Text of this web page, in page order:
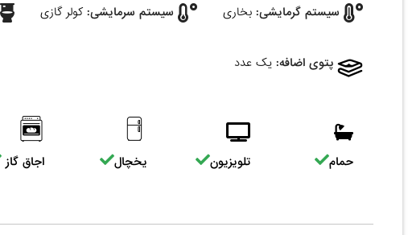
سیستم گرمایشی: بخاری سیستم سرمایشی: کولر گازی
پتوی اضافه: یک عدد
حمام تلویزیون یخچال اجاق گاز